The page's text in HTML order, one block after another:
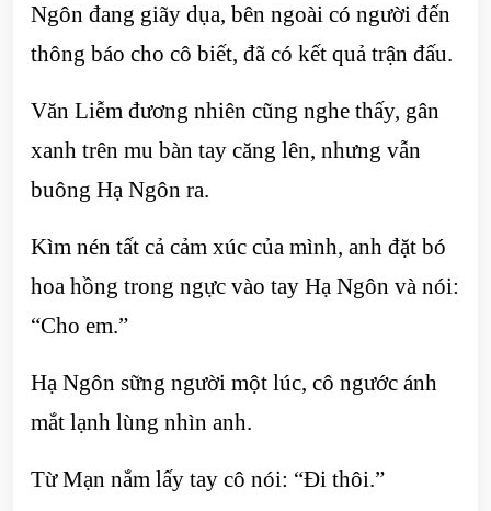
Ngôn đang giãy dụa, bên ngoài có người đến
thông báo cho cô biết, đã có kết quả trận đấu.
Văn Liễm đương nhiên cũng nghe thấy, gân
xanh trên mu bàn tay căng lên, nhưng vẫn
buông Hạ Ngôn ra.
Kìm nén tất cả cảm xúc của mình, anh đặt bó
hoa hồng trong ngực vào tay Hạ Ngôn và nói:
“Cho em.”
Hạ Ngôn sững người một lúc, cô ngước ánh
mắt lạnh lùng nhìn anh.
Từ Mạn nắm lấy tay cô nói: “Đi thôi.”